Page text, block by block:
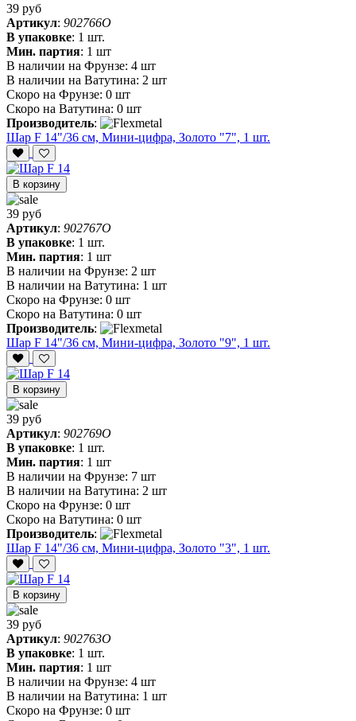
39 руб
Артикул: 902766O
В упаковке: 1 шт.
Мин. партия: 1 шт
В наличии на Фрунзе: 4 шт
В наличии на Ватутина: 2 шт
Скоро на Фрунзе: 0 шт
Скоро на Ватутина: 0 шт
Производитель:
Шар F 14"/36 см, Мини-цифра, Золото "7", 1 шт.
В корзину
39 руб
Артикул: 902767O
В упаковке: 1 шт.
Мин. партия: 1 шт
В наличии на Фрунзе: 2 шт
В наличии на Ватутина: 1 шт
Скоро на Фрунзе: 0 шт
Скоро на Ватутина: 0 шт
Производитель:
Шар F 14"/36 см, Мини-цифра, Золото "9", 1 шт.
В корзину
39 руб
Артикул: 902769O
В упаковке: 1 шт.
Мин. партия: 1 шт
В наличии на Фрунзе: 7 шт
В наличии на Ватутина: 2 шт
Скоро на Фрунзе: 0 шт
Скоро на Ватутина: 0 шт
Производитель:
Шар F 14"/36 см, Мини-цифра, Золото "3", 1 шт.
В корзину
39 руб
Артикул: 902763O
В упаковке: 1 шт.
Мин. партия: 1 шт
В наличии на Фрунзе: 4 шт
В наличии на Ватутина: 1 шт
Скоро на Фрунзе: 0 шт